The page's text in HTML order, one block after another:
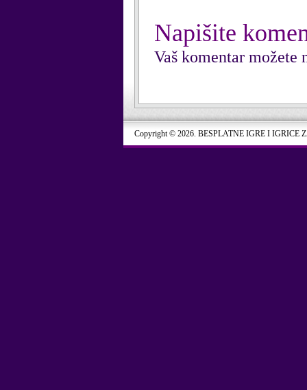
Napišite
Vaš komentar možete
Copyright © 2026. BESPLATNE IGRE I IGRICE